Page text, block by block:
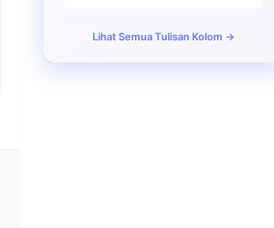
Lihat Semua Tulisan Kolom →